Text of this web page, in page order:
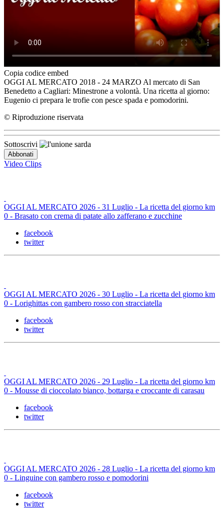
Copia codice embed
OGGI AL MERCATO 2018 - 24 MARZO Al mercato di San
Benedetto a Cagliari: Minestrone a volontà. Una ricetta al giorno:
Eugenio ci prepara le trofie con pesce spada e pomodorini.
© Riproduzione riservata
Sottoscrivi
Video Clips
OGGI AL MERCATO 2026 - 31 Luglio - La ricetta del giorno km
0 - Brasato con crema di patate allo zafferano e zucchine
facebook
twitter
OGGI AL MERCATO 2026 - 30 Luglio - La ricetta del giorno km
0 - Lorighittas con gambero rosso con stracciatella
facebook
twitter
OGGI AL MERCATO 2026 - 29 Luglio - La ricetta del giorno km
0 - Mousse di cioccolato bianco, bottarga e croccante di carasau
facebook
twitter
OGGI AL MERCATO 2026 - 28 Luglio - La ricetta del giorno km
0 - Linguine con gambero rosso e pomodorini
facebook
twitter